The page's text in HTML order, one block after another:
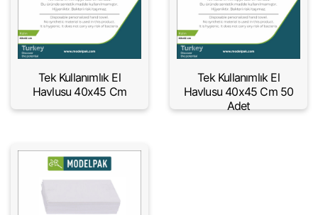
Tek Kullanımlık El
Havlusu 40x45 Cm
Tek Kullanımlık El
Havlusu 40x45 Cm 50
Adet